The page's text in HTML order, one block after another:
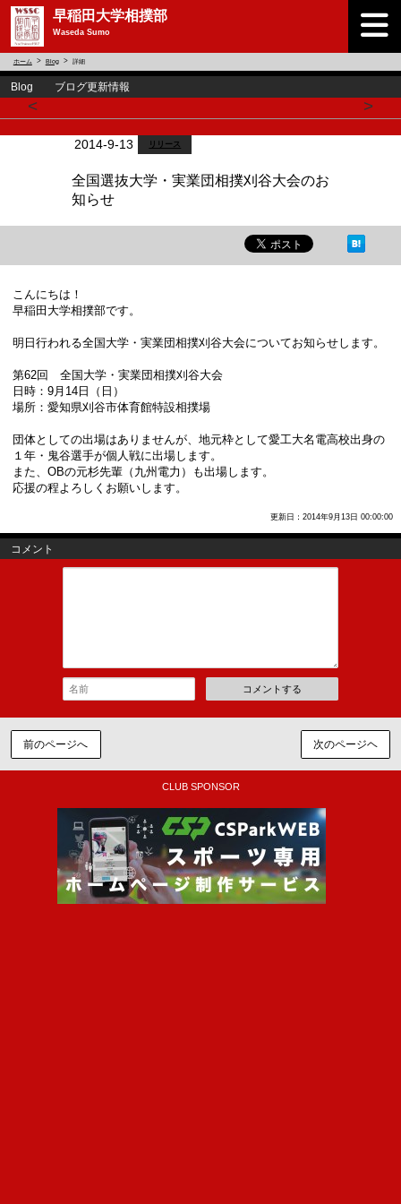
早稲田大学相撲部
Waseda Sumo
ホーム Blog 詳細
Blog ブログ更新情報
< >
2014-9-13 リリース
全国選抜大学・実業団相撲刈谷大会のお
知らせ
こんにちは！
早稲田大学相撲部です。
明日行われる全国大学・実業団相撲刈谷大会についてお知らせします。
第62回 全国大学・実業団相撲刈谷大会
日時：9月14日（日）
場所：愛知県刈谷市体育館特設相撲場
団体としての出場はありませんが、地元枠として愛工大名電高校出身の
１年・鬼谷選手が個人戦に出場します。
また、OBの元杉先輩（九州電力）も出場します。
応援の程よろしくお願いします。
更新日：2014年9月13日 00:00:00
コメント
コメントする
前のページへ 次のページヘ
CLUB SPONSOR